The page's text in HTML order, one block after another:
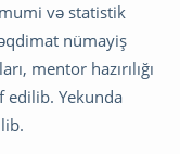
və statistik
nümayiş
mentor hazırılığı
edilib. Yekunda